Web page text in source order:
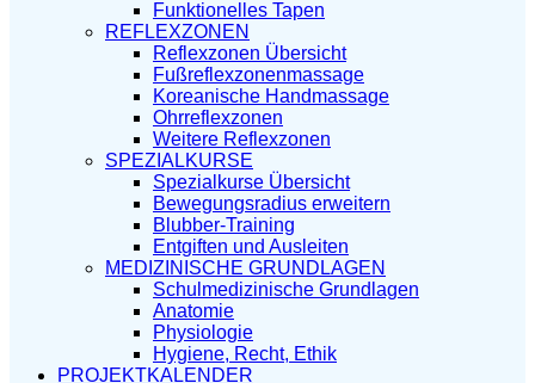
Funktionelles Tapen
REFLEXZONEN
Reflexzonen Übersicht
Fußreflexzonenmassage
Koreanische Handmassage
Ohrreflexzonen
Weitere Reflexzonen
SPEZIALKURSE
Spezialkurse Übersicht
Bewegungsradius erweitern
Blubber-Training
Entgiften und Ausleiten
MEDIZINISCHE GRUNDLAGEN
Schulmedizinische Grundlagen
Anatomie
Physiologie
Hygiene, Recht, Ethik
PROJEKTKALENDER